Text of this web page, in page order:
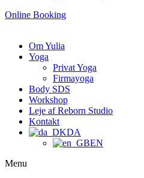
Online Booking
Om Yulia
Yoga
Privat Yoga
Firmayoga
Body SDS
Workshop
Leje af Reborn Studio
Kontakt
DA
EN
Menu